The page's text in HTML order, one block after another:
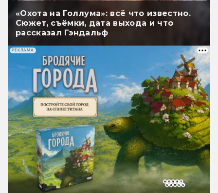
«Охота на Голлума»: всё что известно.
Сюжет, съёмки, дата выхода и что
рассказал Гэндальф
РЕКЛАМА